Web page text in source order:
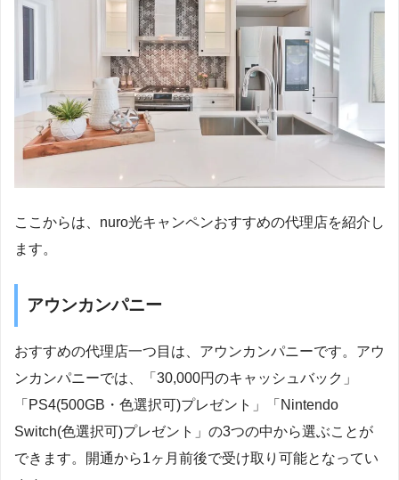
ここからは、nuro光キャンペンおすすめの代理店を紹介し
ます。
アウンカンパニー
おすすめの代理店一つ目は、アウンカンパニーです。アウ
ンカンパニーでは、「30,000円のキャッシュバック」
「PS4(500GB・色選択可)プレゼント」「Nintendo
Switch(色選択可)プレゼント」の3つの中から選ぶことが
できます。開通から1ヶ月前後で受け取り可能となってい